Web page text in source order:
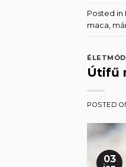
Posted in
maca
ÉLETMÓD
Útifű
POSTED
03